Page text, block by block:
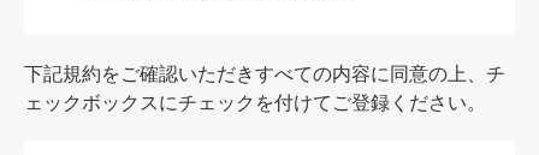
下記規約をご確認いただきすべての内容に同意の上、チ
ェックボックスにチェックを付けてご登録ください。